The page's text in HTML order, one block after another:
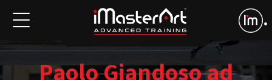
Paolo Giandoso ad